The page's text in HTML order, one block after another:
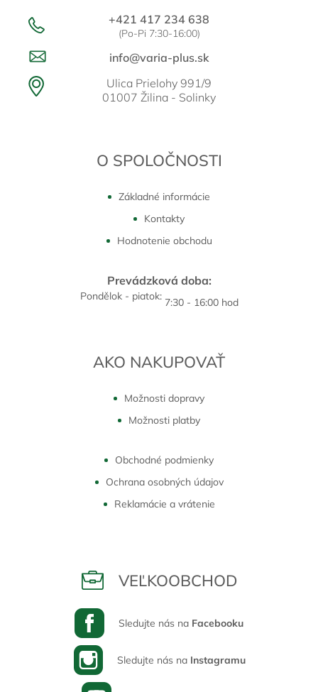
p
i
s
u
+421 417 234 638
(Po-Pi 7:30-16:00)
info@varia-plus.sk
Ulica Prielohy 991/9
01007 Žilina - Solinky
O SPOLOČNOSTI
Základné informácie
Kontakty
Hodnotenie obchodu
Prevádzková doba:
Pondělok - piatok: 7:30 - 16:00 hod
AKO NAKUPOVAŤ
Možnosti dopravy
Možnosti platby
Obchodné podmienky
Ochrana osobných údajov
Reklamácie a vrátenie
VEĽKOOBCHOD
Sledujte nás na Facebooku
Sledujte nás na Instagramu